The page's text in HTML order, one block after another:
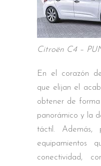
Citroën C4 –
En el corazón
que elijan el
obtener de
panorámico y la
táctil.
equipamientos
conectividad,